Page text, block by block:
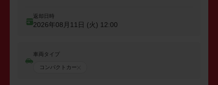
返却日時
2026年08月11日 (火) 12:00
車両タイプ
コンパクトカー